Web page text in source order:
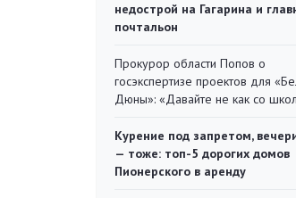
недострой на Гагарина и
почтальон
Прокурор области Попов о
госэкспертизе проектов для
Дюны»: «Давайте не как со
Курение под запретом,
— тоже: топ-5 дорогих домов
Пионерского в аренду